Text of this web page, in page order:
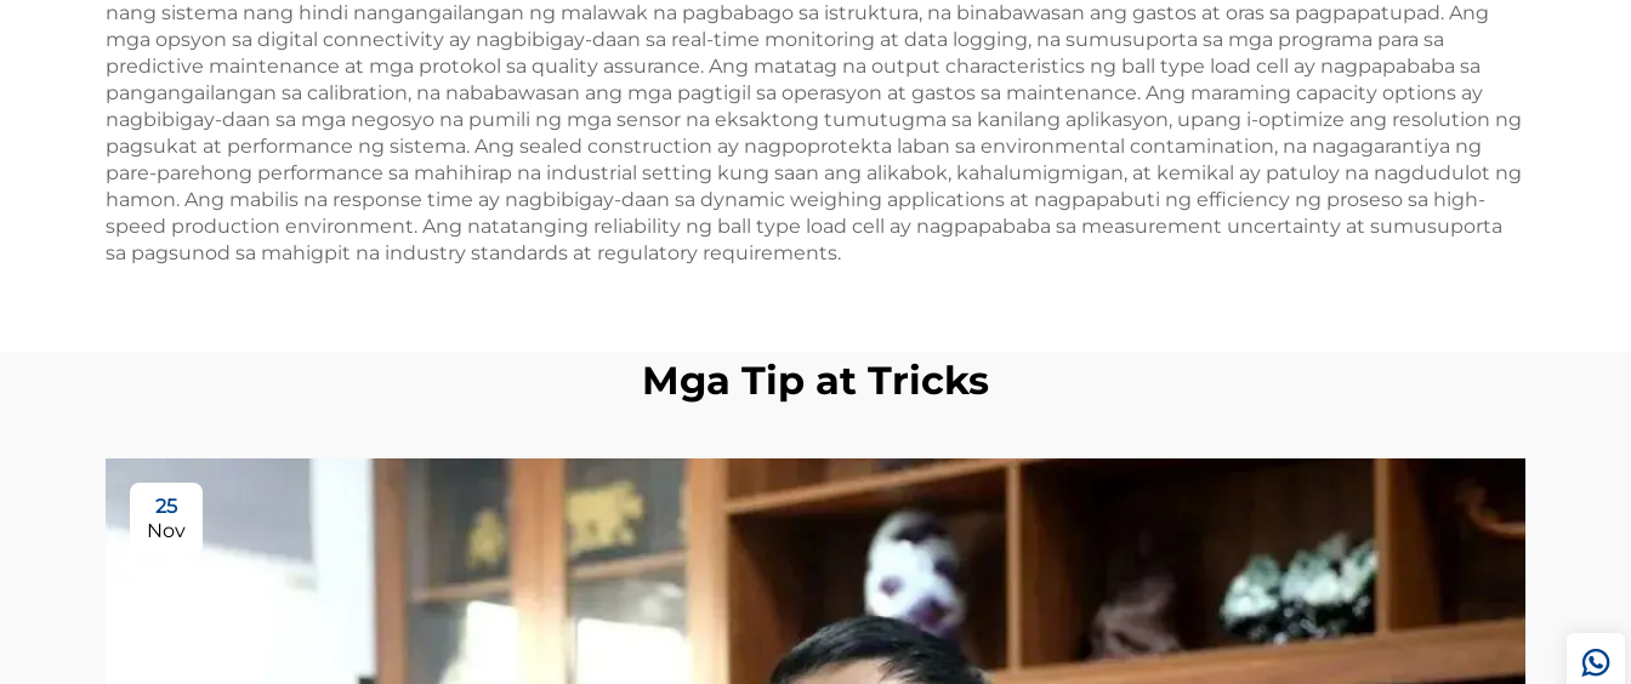
nang sistema nang hindi nangangailangan ng malawak na pagbabago sa istruktura, na binabawasan ang gastos at oras sa pagpapatupad. Ang
mga opsyon sa digital connectivity ay nagbibigay-daan sa real-time monitoring at data logging, na sumusuporta sa mga programa para sa
predictive maintenance at mga protokol sa quality assurance. Ang matatag na output characteristics ng ball type load cell ay nagpapababa sa
pangangailangan sa calibration, na nababawasan ang mga pagtigil sa operasyon at gastos sa maintenance. Ang maraming capacity options ay
nagbibigay-daan sa mga negosyo na pumili ng mga sensor na eksaktong tumutugma sa kanilang aplikasyon, upang i-optimize ang resolution ng
pagsukat at performance ng sistema. Ang sealed construction ay nagpoprotekta laban sa environmental contamination, na nagagarantiya ng
pare-parehong performance sa mahihirap na industrial setting kung saan ang alikabok, kahalumigmigan, at kemikal ay patuloy na nagdudulot ng
hamon. Ang mabilis na response time ay nagbibigay-daan sa dynamic weighing applications at nagpapabuti ng efficiency ng proseso sa high-
speed production environment. Ang natatanging reliability ng ball type load cell ay nagpapababa sa measurement uncertainty at sumusuporta
sa pagsunod sa mahigpit na industry standards at regulatory requirements.
Mga Tip at Tricks
25
Nov